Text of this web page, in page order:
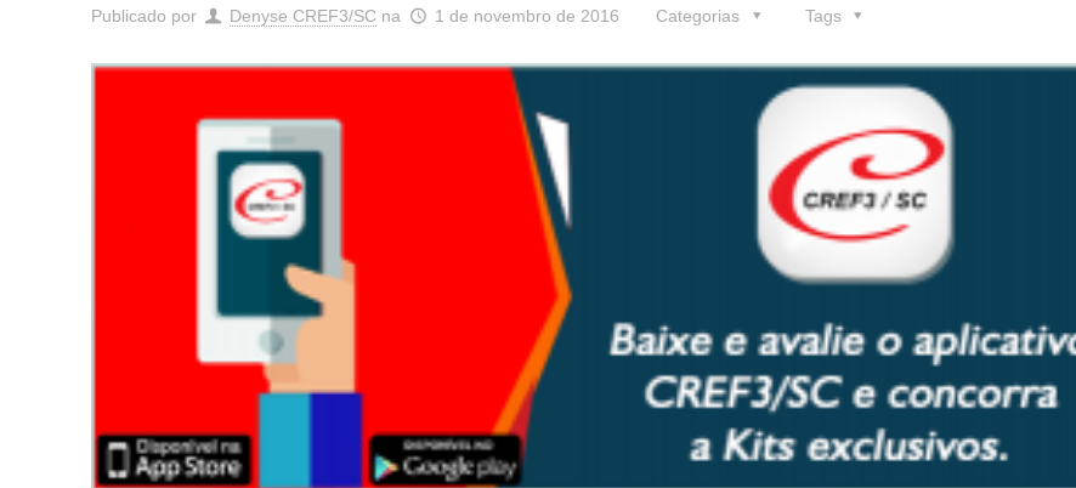
Publicado por Denyse CREF3/SC na 1 de novembro de 2016 Categorias Tags